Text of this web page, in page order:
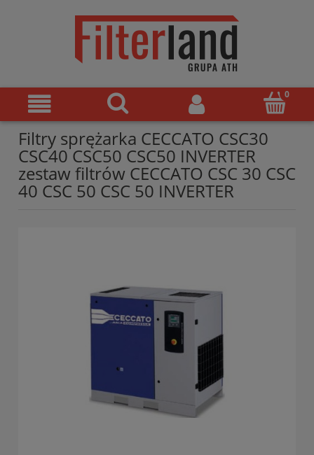
Filtry sprężarka CECCATO CSC30
CSC40 CSC50 CSC50 INVERTER
zestaw filtrów CECCATO CSC 30 CSC
40 CSC 50 CSC 50 INVERTER